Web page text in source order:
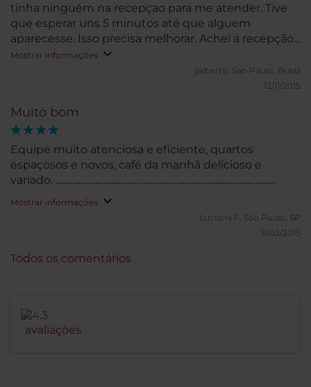
tinha ninguém na recepçao para me atender. Tive
que esperar uns 5 minutos até que alguem
aparecesse. Isso precisa melhorar. Achei a recepção
muito escura de noite.
Mostrar informações
jjalberto. Sao Paulo, Brazil
12/11/2015
Muito bom
Equipe muito atenciosa e eficiente, quartos
espaçosos e novos, café da manhã delicioso e
variado. .........................................................................................................
Mostrar informações
Luciana F. São Paulo, SP
11/03/2015
avaliações
Todos os comentários